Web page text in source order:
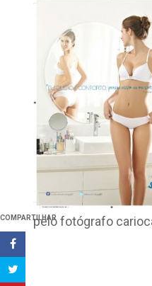
COMPARTILHARpelo fotógrafo